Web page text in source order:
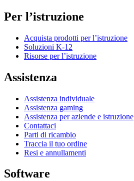
Per l’istruzione
Acquista prodotti per l’istruzione
Soluzioni K-12
Risorse per l’istruzione
Assistenza
Assistenza individuale
Assistenza gaming
Assistenza per aziende e istruzione
Contattaci
Parti di ricambio
Traccia il tuo ordine
Resi e annullamenti
Software